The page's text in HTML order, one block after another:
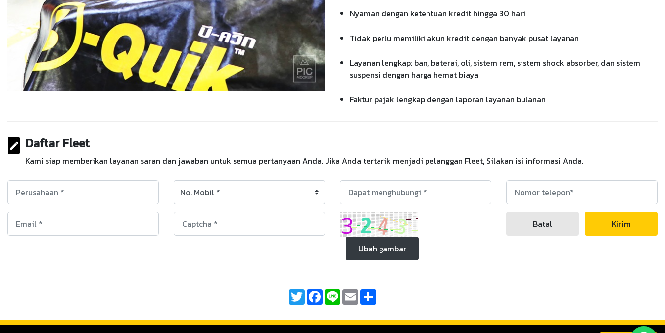
Nyaman dengan ketentuan kredit hingga 30 hari
Tidak perlu memiliki akun kredit dengan banyak pusat layanan
Layanan lengkap: ban, baterai, oli, sistem rem, sistem shock absorber, dan sistem
suspensi dengan harga hemat biaya
Faktur pajak lengkap dengan laporan layanan bulanan
Daftar Fleet
Kami siap memberikan layanan saran dan jawaban untuk semua pertanyaan Anda. Jika Anda tertarik menjadi pelanggan Fleet, Silakan isi informasi Anda.
Ubah gambar
Batal Kirim
TwitterFacebook
Line Email